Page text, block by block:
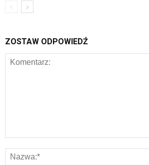
ZOSTAW ODPOWIEDŹ